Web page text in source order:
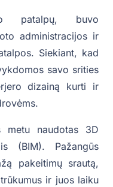
patalpų, buvo
administracijos ir
Siekiant, kad
savo srities
dizainą kurti ir
metu naudotas 3D
(BIM). Pažangūs
pakeitimų srautą,
ir juos laiku